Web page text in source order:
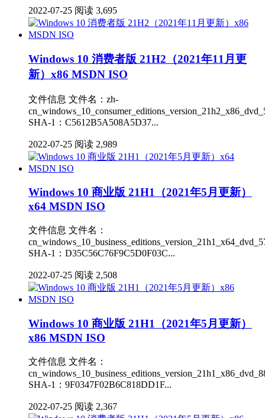
2022-07-25 阅读 3,695
Windows 10 消费者版 21H2（2021年11月更
新）x86 MSDN ISO
文件信息 文件名：zh-
SHA-1：C5612B5A508A5D37...
2022-07-25 阅读 2,989
Windows 10 商业版 21H1（2021年5月更新）
x64 MSDN ISO
文件信息 文件名：
SHA-1：D35C56C76F9C5D0F03C...
2022-07-25 阅读 2,508
Windows 10 商业版 21H1（2021年5月更新）
x86 MSDN ISO
文件信息 文件名：
SHA-1：9F0347F02B6C818DD1F...
2022-07-25 阅读 2,367